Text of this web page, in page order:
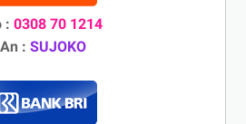
: 0308 70 1214
An : SUJOKO